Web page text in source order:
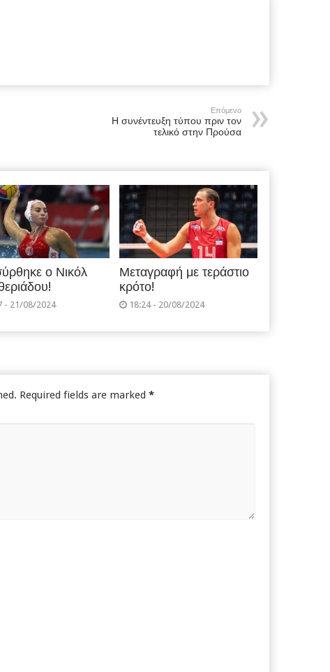
Επόμενο
Η συνέντευξη τύπου πριν τον
τελικό στην Προύσα
ο Νικόλ
- 21/08/2024
Μεταγραφή με τεράστιο
κρότο!
18:24 - 20/08/2024
Required fields are marked *